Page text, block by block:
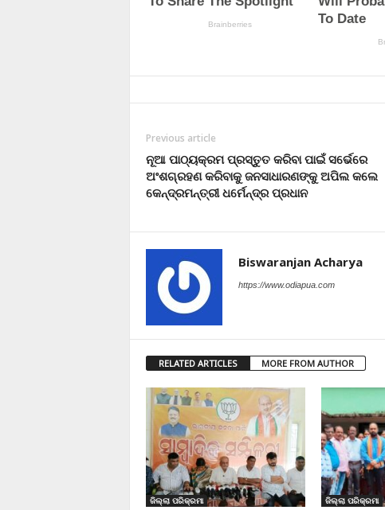
Previous article
ନୂଆ ପାଠ୍ୟକ୍ରମ ପ୍ରସ୍ତୁତ କରିବା ପାଇଁ ସର୍ଭେରେ
ଅଂଶଗ୍ରହଣ କରିବାକୁ ଜନସାଧାରଣଙ୍କୁ ଅପିଲ କଲେ
କେନ୍ଦ୍ରମନ୍ତ୍ରୀ ଧର୍ମେନ୍ଦ୍ର ପ୍ରଧାନ
Biswaranjan Acharya
https://www.odiapua.com
RELATED ARTICLES MORE FROM AUTHOR
ଜିଲ୍ଲା ପରିକ୍ରମା ଜିଲ୍ଲା ପରିକ୍ରମା